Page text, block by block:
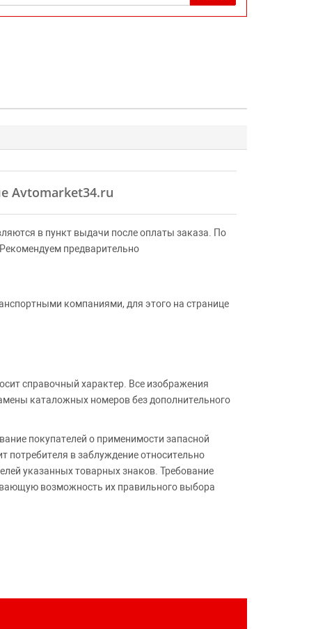
Avtomarket34.ru
в пункт выдачи после оплаты заказа. По
. Рекомендуем предварительно
компаниями, для этого на странице
справочный характер. Все изображения
каталожных номеров без дополнительного
покупателей о применимости запасной
потребителя в заблуждение относительно
указанных товарных знаков. Требование
возможность их правильного выбора